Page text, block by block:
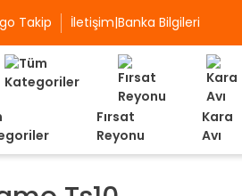
Takip İletişim|Banka Bilgileri
Fırsat
Reyonu
Kara
Avı